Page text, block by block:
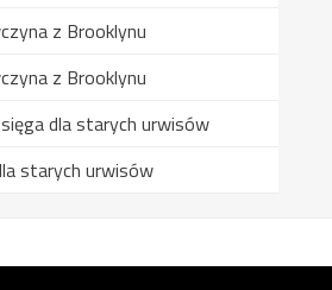
z Brooklynu
z Brooklynu
dla starych urwisów
starych urwisów